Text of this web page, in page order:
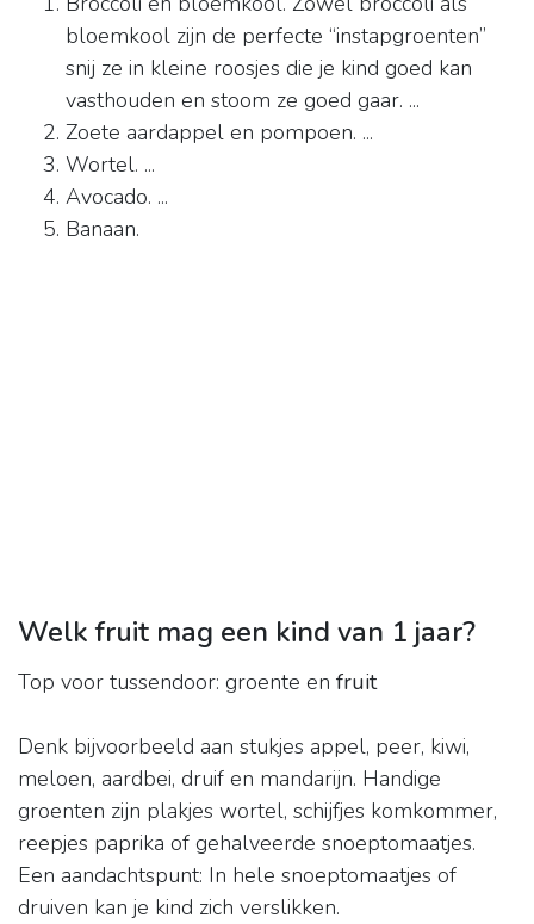
bloemkool zijn de perfecte “instapgroenten”
snij ze in kleine roosjes die je kind goed kan
vasthouden en stoom ze goed gaar. ...
Zoete aardappel en pompoen. ...
Wortel. ...
Avocado. ...
Banaan.
Welk fruit mag een kind van 1 jaar?
Top voor tussendoor: groente en fruit
Denk bijvoorbeeld aan stukjes appel, peer, kiwi,
meloen, aardbei, druif en mandarijn. Handige
groenten zijn plakjes wortel, schijfjes komkommer,
reepjes paprika of gehalveerde snoeptomaatjes.
Een aandachtspunt: In hele snoeptomaatjes of
druiven kan je kind zich verslikken.